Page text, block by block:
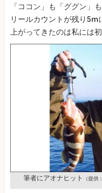
「ココン」も「ググン」
リールカウントが残り5m
上がってきたのは私には
筆者にアオナヒット （提供